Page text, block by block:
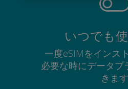
いつでも
一度eSIMをインス
必要な時にデータプ
きます